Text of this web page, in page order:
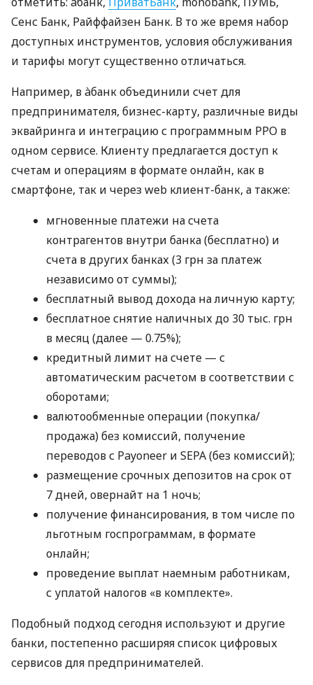
Сенс Банк, Райффайзен Банк. В то же время набор
доступных инструментов, условия обслуживания
и тарифы могут существенно отличаться.
Например, в àбанк объединили счет для
предпринимателя, бизнес-карту, различные виды
эквайринга и интеграцию с программным РРО в
одном сервисе. Клиенту предлагается доступ к
счетам и операциям в формате онлайн, как в
смартфоне, так и через web клиент-банк, а также:
мгновенные платежи на счета
контрагентов внутри банка (бесплатно) и
счета в других банках (3 грн за платеж
независимо от суммы);
бесплатный вывод дохода на личную карту;
бесплатное снятие наличных до 30 тыс. грн
в месяц (далее — 0.75%);
кредитный лимит на счете — с
автоматическим расчетом в соответствии с
оборотами;
валютообменные операции (покупка/
продажа) без комиссий, получение
переводов с Payoneer и SEPA (без комиссий);
размещение срочных депозитов на срок от
7 дней, овернайт на 1 ночь;
получение финансирования, в том числе по
льготным госпрограммам, в формате
онлайн;
проведение выплат наемным работникам,
с уплатой налогов «в комплекте».
Подобный подход сегодня используют и другие
банки, постепенно расширяя список цифровых
сервисов для предпринимателей.